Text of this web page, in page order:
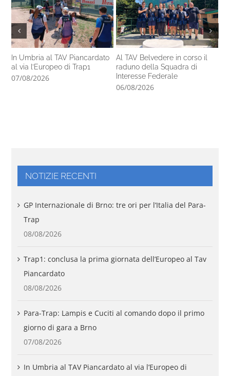
In Umbria al TAV Piancardato
al via l’Europeo di Trap1
07/08/2026
Al TAV Belvedere in corso il
raduno della Squadra di
Interesse Federale
06/08/2026
NOTIZIE RECENTI
GP Internazionale di Brno: tre ori per l’Italia del Para-
Trap
08/08/2026
Trap1: conclusa la prima giornata dell’Europeo al Tav
Piancardato
08/08/2026
Para-Trap: Lampis e Cuciti al comando dopo il primo
giorno di gara a Brno
07/08/2026
In Umbria al TAV Piancardato al via l’Europeo di